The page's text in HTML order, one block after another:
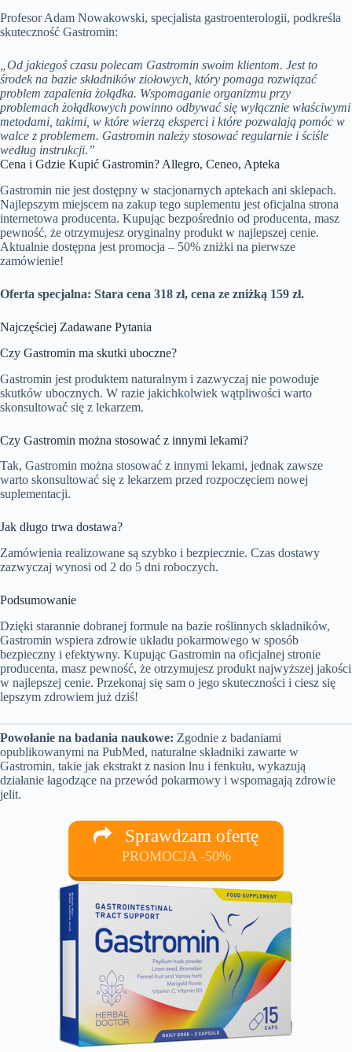
Profesor Adam Nowakowski, specjalista gastroenterologii, podkreśla
skuteczność Gastromin:
„Od jakiegoś czasu polecam Gastromin swoim klientom. Jest to
środek na bazie składników ziołowych, który pomaga rozwiązać
problem zapalenia żołądka. Wspomaganie organizmu przy
problemach żołądkowych powinno odbywać się wyłącznie właściwymi
metodami, takimi, w które wierzą eksperci i które pozwalają pomóc w
walce z problemem. Gastromin należy stosować regularnie i ściśle
według instrukcji.”
Cena i Gdzie Kupić Gastromin? Allegro, Ceneo, Apteka
Gastromin nie jest dostępny w stacjonarnych aptekach ani sklepach.
Najlepszym miejscem na zakup tego suplementu jest oficjalna strona
internetowa producenta. Kupując bezpośrednio od producenta, masz
pewność, że otrzymujesz oryginalny produkt w najlepszej cenie.
Aktualnie dostępna jest promocja – 50% zniżki na pierwsze
zamówienie!
Oferta specjalna: Stara cena 318 zł, cena ze zniżką 159 zł.
Najczęściej Zadawane Pytania
Czy Gastromin ma skutki uboczne?
Gastromin jest produktem naturalnym i zazwyczaj nie powoduje
skutków ubocznych. W razie jakichkolwiek wątpliwości warto
skonsultować się z lekarzem.
Czy Gastromin można stosować z innymi lekami?
Tak, Gastromin można stosować z innymi lekami, jednak zawsze
warto skonsultować się z lekarzem przed rozpoczęciem nowej
suplementacji.
Jak długo trwa dostawa?
Zamówienia realizowane są szybko i bezpiecznie. Czas dostawy
zazwyczaj wynosi od 2 do 5 dni roboczych.
Podsumowanie
Dzięki starannie dobranej formule na bazie roślinnych składników,
Gastromin wspiera zdrowie układu pokarmowego w sposób
bezpieczny i efektywny. Kupując Gastromin na oficjalnej stronie
producenta, masz pewność, że otrzymujesz produkt najwyższej jakości
w najlepszej cenie. Przekonaj się sam o jego skuteczności i ciesz się
lepszym zdrowiem już dziś!
Powołanie na badania naukowe: Zgodnie z badaniami
opublikowanymi na PubMed, naturalne składniki zawarte w
Gastromin, takie jak ekstrakt z nasion lnu i fenkułu, wykazują
działanie łagodzące na przewód pokarmowy i wspomagają zdrowie
jelit.
Sprawdzam ofertę
PROMOCJA -50%